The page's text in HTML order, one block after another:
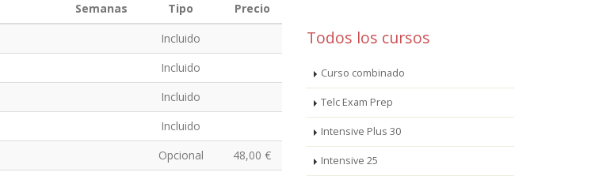
Semanas Tipo
Precio
Incluido
Incluido
Incluido
Incluido
Opcional
48,00 €
Todos los cursos
Curso combinado
Telc Exam Prep
Intensive Plus 30
Intensive 25